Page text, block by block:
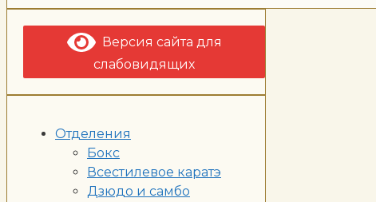
Версия сайта для
слабовидящих
Отделения
Бокс
Всестилевое каратэ
Дзюдо и самбо